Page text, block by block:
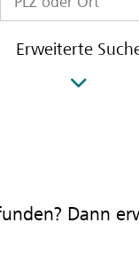
Erweiterte
Dann